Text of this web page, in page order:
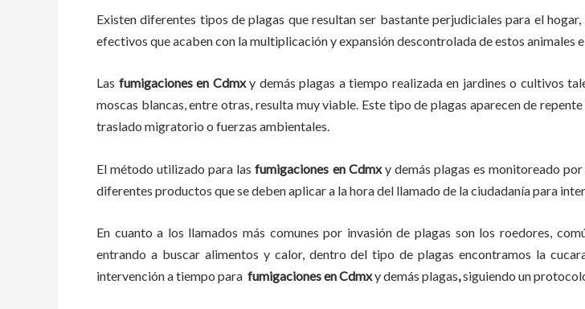
Existen diferentes tipos de plagas que resultan ser bastante perjudiciales para el
efectivos que acaben con la multiplicación y expansión descontrolada de estos animales e
Las fumigacionesen Cdmxy demás plagas atiempo realizada en jardines o cultivos
moscas blancas, entre otras, resulta muy viable. Este tipo de plagas aparecen de
traslado migratorio o fuerzas ambientales.
El método utilizado para las fumigaciones en Cdmxy demás plagas es monitoreado
diferentes productos que se deben aplicar a la hora del llamado de la ciudadanía para
En cuanto a los llamados más comunes por invasión de plagas son los roedores,
entrando a buscar alimentos y calor, dentro del tipo de plagas encontramos la
intervención a tiempo para fumigacionesenCdmxy demás plagas,siguiendo un